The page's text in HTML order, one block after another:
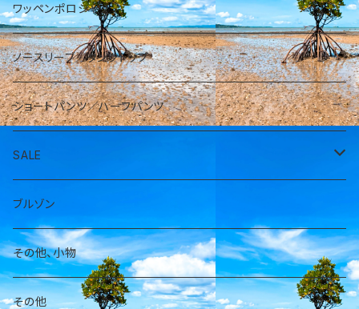
ワッペンポロシャツ
ノースリーブ／タンクトップ
ショートパンツ／ハーフパンツ
SALE
パーカー
ブルゾン
その他、小物
その他